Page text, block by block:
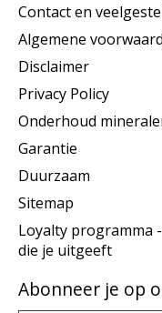
Contact en
Algemene
Disclaimer
Privacy Policy
Onderhoud
Garantie
Duurzaam
Sitemap
Loyalty programma
die je uitgeeft
Abonneer je op